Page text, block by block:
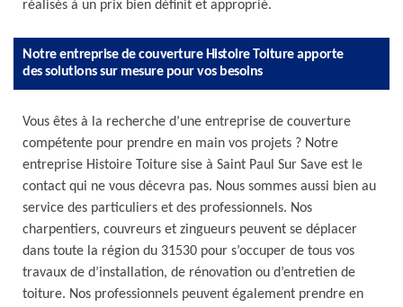
réalisés à un prix bien définit et approprié.
Notre entreprise de couverture Histoire Toiture apporte
des solutions sur mesure pour vos besoins
Vous êtes à la recherche d’une entreprise de couverture
compétente pour prendre en main vos projets ? Notre
entreprise Histoire Toiture sise à Saint Paul Sur Save est le
contact qui ne vous décevra pas. Nous sommes aussi bien au
service des particuliers et des professionnels. Nos
charpentiers, couvreurs et zingueurs peuvent se déplacer
dans toute la région du 31530 pour s’occuper de tous vos
travaux de d’installation, de rénovation ou d’entretien de
toiture. Nos professionnels peuvent également prendre en